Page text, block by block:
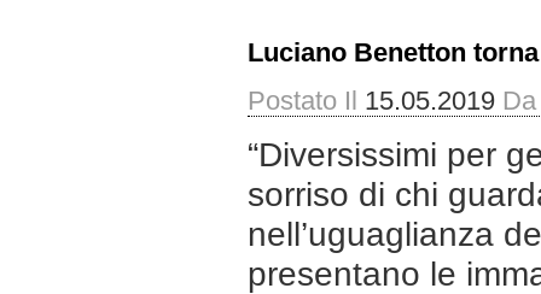
Luciano Benetton
Postato Il 15.05.2019 Da
“Diversissimi per
sorriso di chi
nell’uguaglianza
presentano le